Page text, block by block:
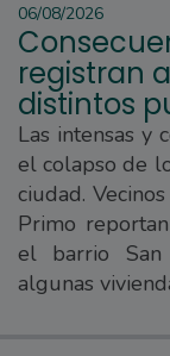
06/08/2026
registran
distintos
Las intensas y
el colapso de
ciudad.
Primo
el barrio San
algunas